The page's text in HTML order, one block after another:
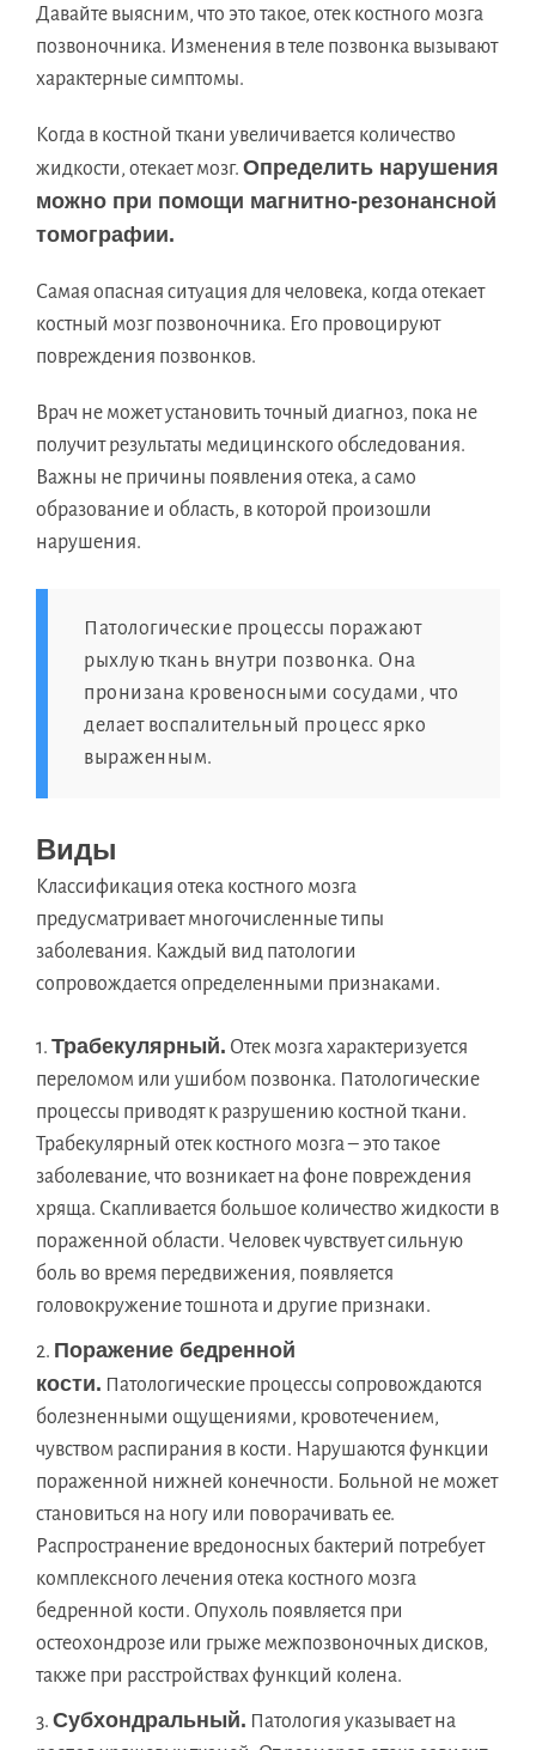
Давайте выясним, что это такое, отек костного мозга
позвоночника. Изменения в теле позвонка вызывают
характерные симптомы.
Когда в костной ткани увеличивается количество
жидкости, отекает мозг. Определить нарушения
можно при помощи магнитно-резонансной
томографии.
Самая опасная ситуация для человека, когда отекает
костный мозг позвоночника. Его провоцируют
повреждения позвонков.
Врач не может установить точный диагноз, пока не
получит результаты медицинского обследования.
Важны не причины появления отека, а само
образование и область, в которой произошли
нарушения.
Патологические процессы поражают
рыхлую ткань внутри позвонка. Она
пронизана кровеносными сосудами, что
делает воспалительный процесс ярко
выраженным.
Виды
Классификация отека костного мозга
предусматривает многочисленные типы
заболевания. Каждый вид патологии
сопровождается определенными признаками.
Трабекулярный. Отек мозга характеризуется
переломом или ушибом позвонка. Патологические
процессы приводят к разрушению костной ткани.
Трабекулярный отек костного мозга – это такое
заболевание, что возникает на фоне повреждения
хряща. Скапливается большое количество жидкости в
пораженной области. Человек чувствует сильную
боль во время передвижения, появляется
головокружение тошнота и другие признаки.
Поражение бедренной
кости. Патологические процессы сопровождаются
болезненными ощущениями, кровотечением,
чувством распирания в кости. Нарушаются функции
пораженной нижней конечности. Больной не может
становиться на ногу или поворачивать ее.
Распространение вредоносных бактерий потребует
комплексного лечения отека костного мозга
бедренной кости. Опухоль появляется при
остеохондрозе или грыже межпозвоночных дисков,
также при расстройствах функций колена.
Субхондральный. Патология указывает на